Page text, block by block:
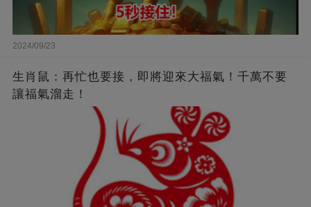
2024/09/23
生肖鼠：再忙也要接，即將迎來大福氣！千萬不要
讓福氣溜走！